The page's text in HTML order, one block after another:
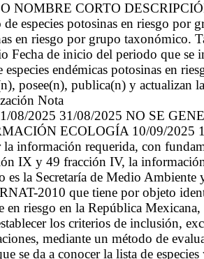
NOMBRE CORTO
de especies potosinas en riesgo
en riesgo por grupo taxonómico.
Fecha de inicio del periodo que se
especies endémicas potosinas en
posee(n), publica(n) y actualizan
Nota
08/2025 31/08/2025 NO SE
ECOLOGÍA 10/09/2025
la información requerida, con
IX y 49 fracción IV, la
es la Secretaría de Medio
2010 que tiene por objeto
en riesgo en la República
los criterios de inclusión,
mediante un método de
se da a conocer la lista de